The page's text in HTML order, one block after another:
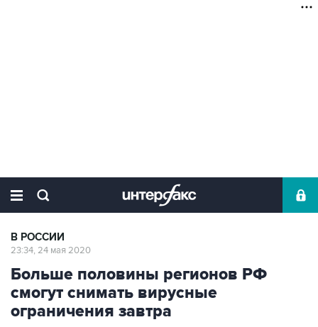
В РОССИИ
23:34, 24 мая 2020
Больше половины регионов РФ
смогут снимать вирусные
ограничения завтра